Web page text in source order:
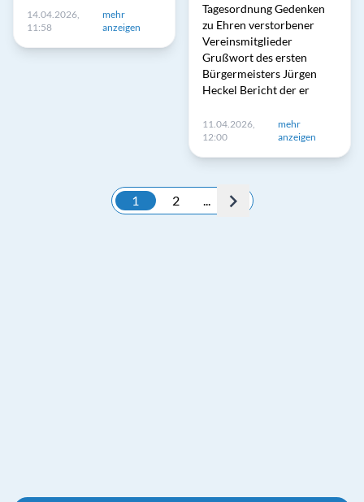
14.04.2026,
11:58
mehr
anzeigen
Tagesordnung Gedenken
zu Ehren verstorbener
Vereinsmitglieder
Grußwort des ersten
Bürgermeisters Jürgen
Heckel Bericht der er
11.04.2026,
12:00
mehr
anzeigen
1 2 ...